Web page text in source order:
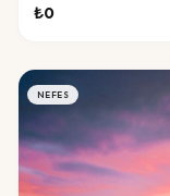
₺0
NEFES